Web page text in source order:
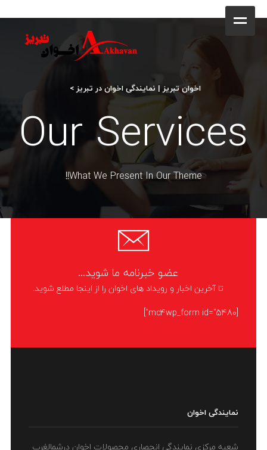
فروشگاه
محصولات
جشنواره فروش ویژه
کاتالوگ
گالری
وبلاگ
اخوان تبریز | نمایندگی اخوان در تبریز>
Our Services
What We Present In Our Theme!!
عضو خبرنامه ما شوید...
تا آخرین اخبار و رویداد های اخوان را از اینجا مطلع شوید.
[mc4wp_form id="5480"]
نمایندگی اخوان
شعبه مرکزی نمایندگی انحصاری محصولات اخوان درشمالغرب